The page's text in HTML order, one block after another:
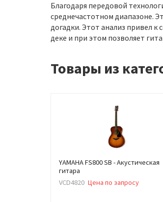
Благодаря передовой
среднечастотном диапазоне.
догадки. Этот анализ привел к
деке и при этом позволяет
Товары из
YAMAHA FS800 SB - Акустическая
гитара
VCD4820 Цена по запросу